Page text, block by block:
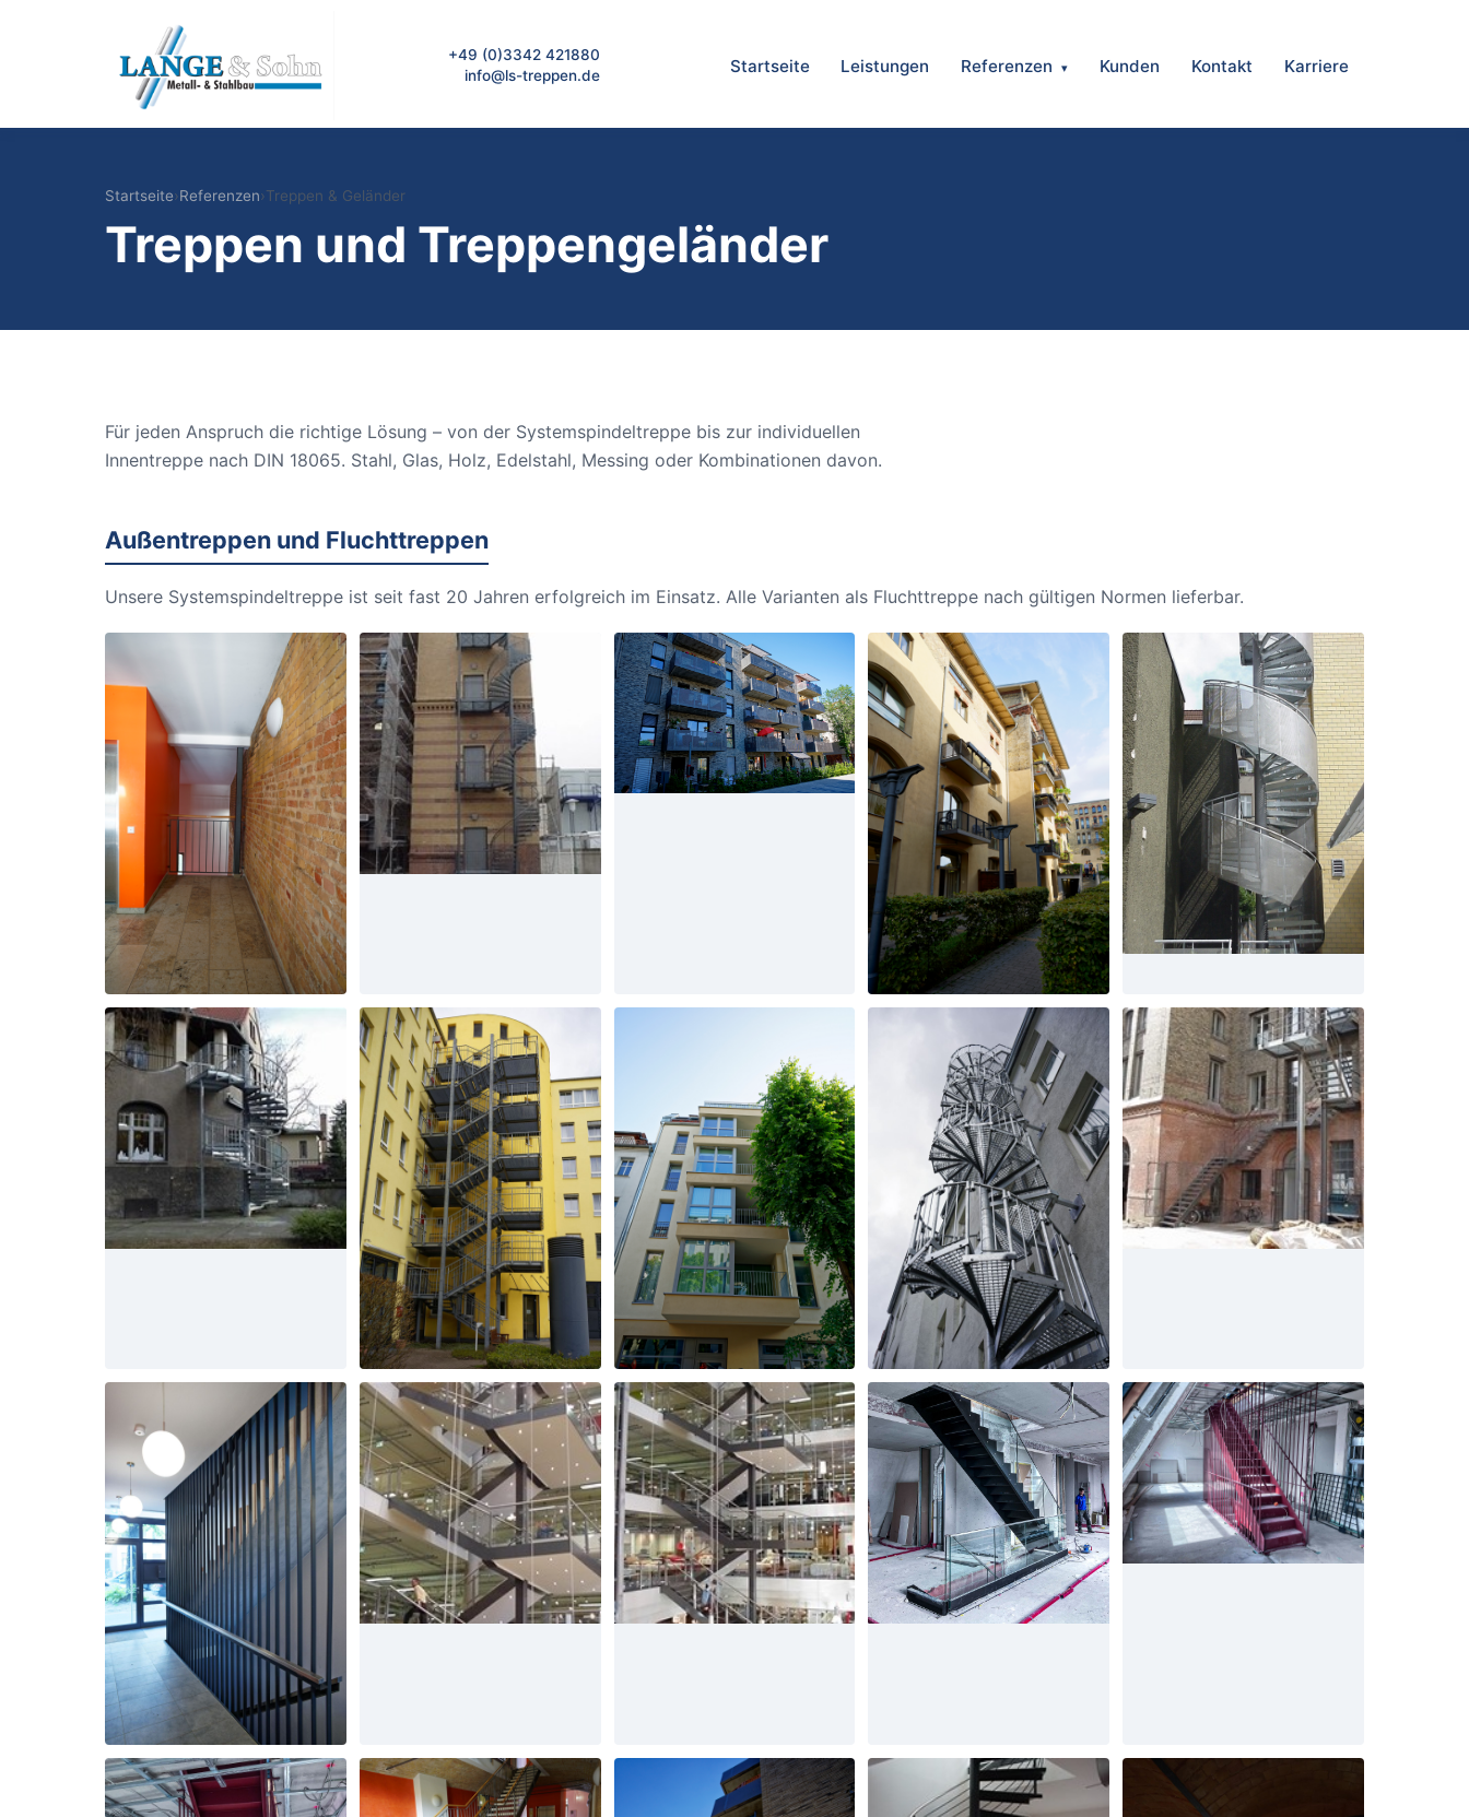
L&S Metall- und Stahlbau Berlin
+49 (0)3342 421880
info@ls-treppen.de
Startseite Leistungen Referenzen ▾ Kunden Kontakt Karriere
Startseite›Referenzen›Treppen & Geländer
Treppen und Treppengeländer
Für jeden Anspruch die richtige Lösung – von der Systemspindeltreppe bis zur individuellen
Innentreppe nach DIN 18065. Stahl, Glas, Holz, Edelstahl, Messing oder Kombinationen davon.
Außentreppen und Fluchttreppen
Unsere Systemspindeltreppe ist seit fast 20 Jahren erfolgreich im Einsatz. Alle Varianten als Fluchttreppe nach gültigen Normen lieferbar.